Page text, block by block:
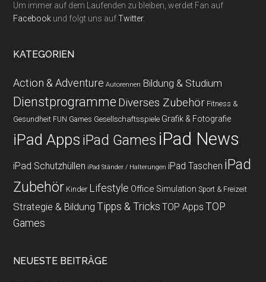
Um immer auf dem Laufenden zu bleiben, werdet Fan auf
Facebook und folgt uns aufTwitter.
KATEGORIEN
Action & Adventure Autorennen Bildung & Studium
Dienstprogramme Diverses Zubehör Fitness &
Gesundheit FUN Games Gesellschaftsspiele Grafik & Fotografie
iPad Apps iPad Games iPad News
iPad Schutzhüllen iPad Ständer / Halterungen iPad Taschen iPad
Zubehör Kinder Lifestyle Office Simulation Sport & Freizeit
Strategie & Bildung Tipps & Tricks TOP Apps TOP
Games
NEUESTE BEITRÄGE